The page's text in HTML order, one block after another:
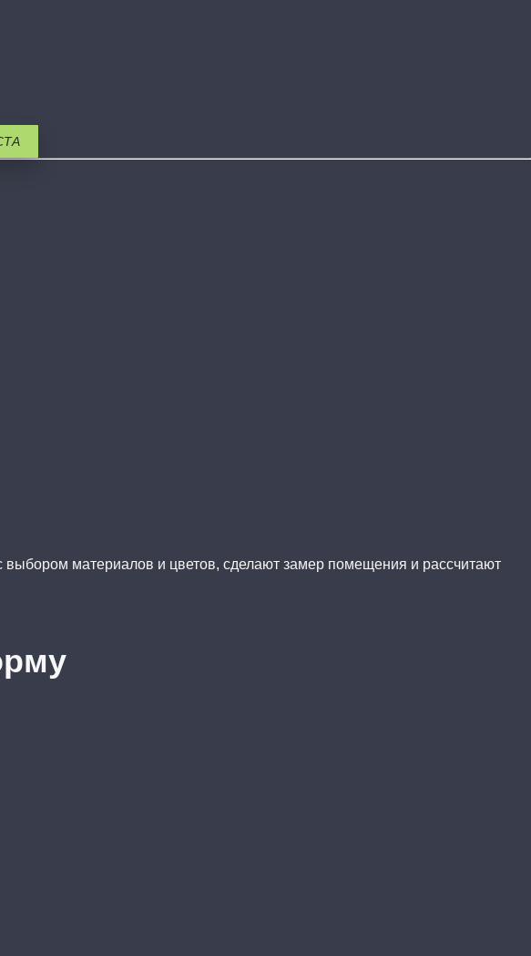
выбором материалов и цветов, сделают замер помещения и рассчитают